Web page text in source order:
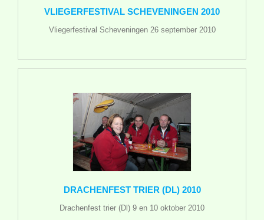
VLIEGERFESTIVAL SCHEVENINGEN 2010
Vliegerfestival Scheveningen 26 september 2010
DRACHENFEST TRIER (DL) 2010
Drachenfest trier (Dl) 9 en 10 oktober 2010